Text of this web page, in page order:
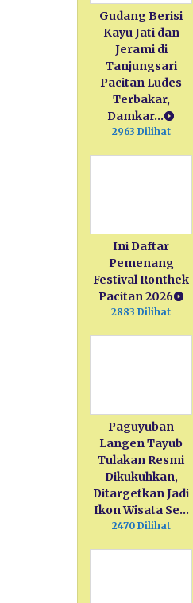
Gudang Berisi
Kayu Jati dan
Jerami di
Tanjungsari
Pacitan Ludes
Terbakar,
Damkar…
2963 Dilihat
Ini Daftar
Pemenang
Festival Ronthek
Pacitan 2026
2883 Dilihat
Paguyuban
Langen Tayub
Tulakan Resmi
Dikukuhkan,
Ditargetkan Jadi
Ikon Wisata Se…
2470 Dilihat